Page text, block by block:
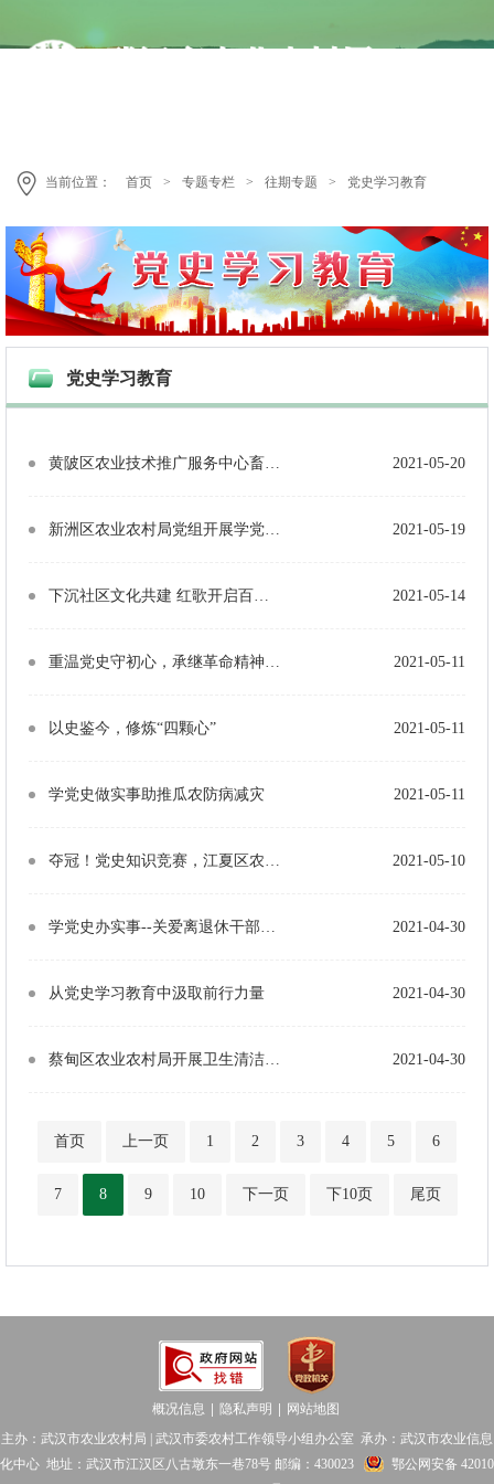
当前位置： 首页 > 专题专栏 > 往期专题 > 党史学习教育
党史学习教育
2021-05-20
2021-05-19
2021-05-14
2021-05-11
以史鉴今，修炼“四颗心” 2021-05-11
学党史做实事助推瓜农防病减灾 2021-05-11
2021-05-10
2021-04-30
从党史学习教育中汲取前行力量 2021-04-30
2021-04-30
首页 上一页 1 2 3 4 5 6
7 8 9 10 下一页 下10页 尾页
概况信息 隐私声明
网站地图
主办：武汉市农业农村局 | 武汉市委农村工作领导小组办公室 承办：武汉市农业信息
化中心 地址：武汉市江汉区八古墩东一巷78号 邮编：430023
鄂公网安备 42010